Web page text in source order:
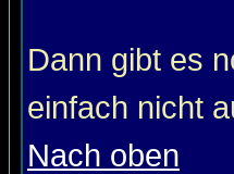
Dann gibt es
einfach nicht
Nach oben